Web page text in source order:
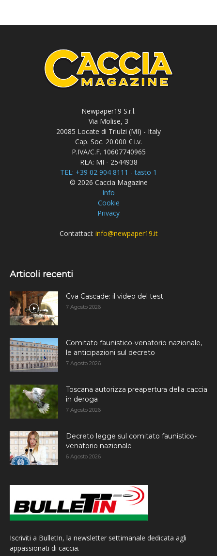
Newpaper19 S.r.l.
Via Molise, 3
20085 Locate di Triulzi (MI) - Italy
Cap. Soc. 20.000 € i.v.
P.IVA/C.F. 10607740965
REA: MI - 2544938
TEL: +39 02 904 8111 - tasto 1
© 2026 Caccia Magazine
Info
Cookie
Privacy
Contattaci: info@newpaper19.it
Articoli recenti
Cva Cascade: il video del test
7 Agosto 2026
Comitato faunistico-venatorio nazionale,
le anticipazioni sul decreto
7 Agosto 2026
Toscana autorizza preapertura della caccia
in deroga
7 Agosto 2026
Decreto legge sul comitato faunistico-
venatorio nazionale
6 Agosto 2026
Iscriviti a BulletIn, la newsletter settimanale dedicata agli
appassionati di caccia.